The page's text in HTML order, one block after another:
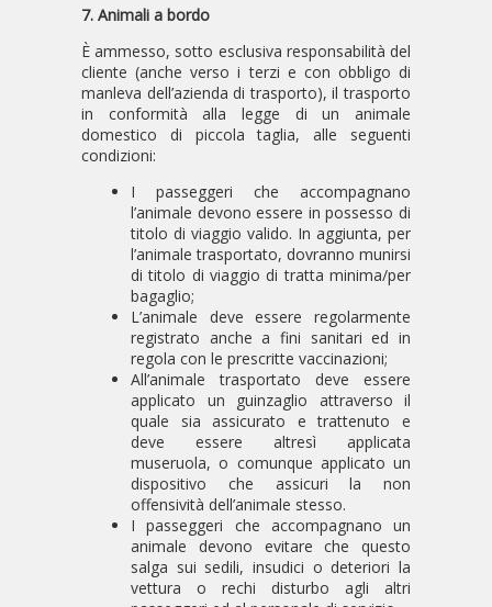
7. Animali a bordo
È ammesso, sotto esclusiva responsabilità del
cliente (anche verso i terzi e con obbligo di
manleva dell’azienda di trasporto), il trasporto
in conformità alla legge di un animale
domestico di piccola taglia, alle seguenti
condizioni:
I passeggeri che accompagnano
l’animale devono essere in possesso di
titolo di viaggio valido. In aggiunta, per
l’animale trasportato, dovranno munirsi
di titolo di viaggio di tratta minima/per
bagaglio;
L’animale deve essere regolarmente
registrato anche a fini sanitari ed in
regola con le prescritte vaccinazioni;
All’animale trasportato deve essere
applicato un guinzaglio attraverso il
quale sia assicurato e trattenuto e
deve essere altresì applicata
museruola, o comunque applicato un
dispositivo che assicuri la non
offensività dell’animale stesso.
I passeggeri che accompagnano un
animale devono evitare che questo
salga sui sedili, insudici o deteriori la
vettura o rechi disturbo agli altri